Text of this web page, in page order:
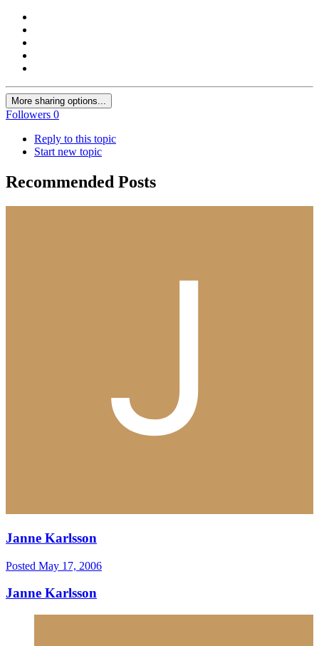
More sharing options...
Followers 0
Reply to this topic
Start new topic
Recommended Posts
Janne Karlsson
Posted May 17, 2006
Janne Karlsson